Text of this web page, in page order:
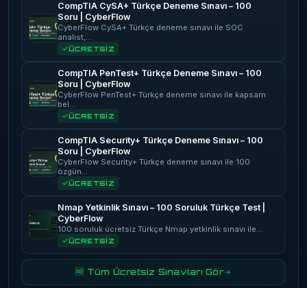
CompTIA CySA+ Türkçe Deneme Sınavı – 100
Soru | CyberFlow
CyberFlow CySA+ Türkçe deneme sınavı ile SOC
analist,…
ÜCRETSİZ
CompTIA PenTest+ Türkçe Deneme Sınavı – 100
Soru | CyberFlow
CyberFlow PenTest+ Türkçe deneme sınavı ile kapsam
bel…
ÜCRETSİZ
CompTIA Security+ Türkçe Deneme Sınavı – 100
Soru | CyberFlow
CyberFlow Security+ Türkçe deneme sınavı ile 100
özgün…
ÜCRETSİZ
Nmap Yetkinlik Sınavı – 100 Soruluk Türkçe Test |
CyberFlow
100 soruluk ücretsiz Türkçe Nmap yetkinlik sınavı ile…
ÜCRETSİZ
🆓 Tüm Ücretsiz Sınavları Gör